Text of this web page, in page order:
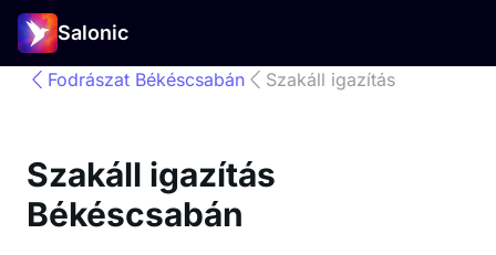
Salonic
Fodrászat Békéscsabán Szakáll igazítás
Szakáll igazítás
Békéscsabán